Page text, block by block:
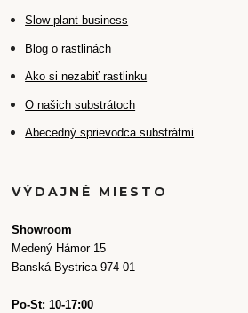
Slow plant business
Blog o rastlinách
Ako si nezabiť rastlinku
O našich substrátoch
Abecedný sprievodca substrátmi
VÝDAJNÉ MIESTO
Showroom
Medený Hámor 15
Banská Bystrica 974 01
Po-St: 10-17:00